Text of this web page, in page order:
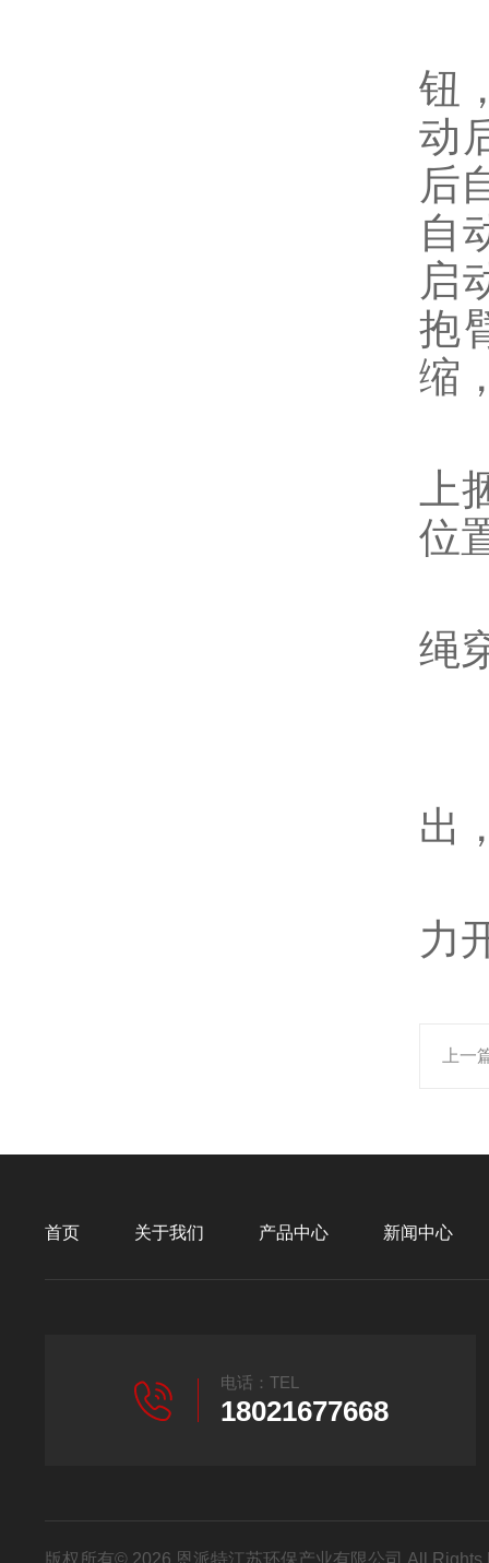
钮
动
后
自
启
抱
缩
位
绳
出
力
上一
首页 关于我们 产品中心 新闻中心
电话：TEL
18021677668
版权所有© 2026 恩派特江苏环保产业有限公司 All